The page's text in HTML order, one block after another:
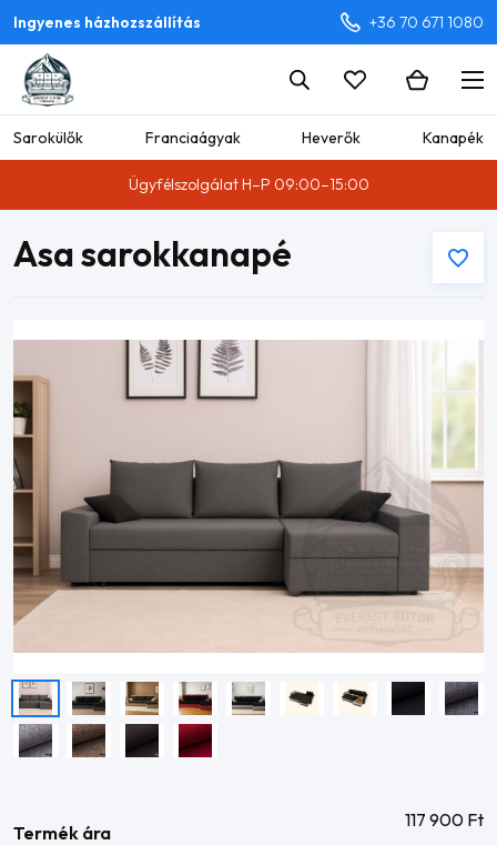
Ingyenes házhozszállítás +36 70 671 1080
Sarokülők Franciaágyak Heverők Kanapék
Ügyfélszolgálat H–P 09:00–15:00
Asa sarokkanapé
Termék ára
117 900 Ft